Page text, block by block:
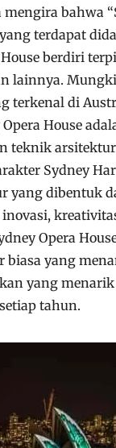
bahwa
terdapat
House berdiri
lainnya.
terkenal di
House
teknik
Sydney
yang dibentuk
Opera
biasa yang
yang
tahun.